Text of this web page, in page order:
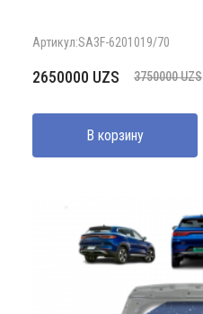
Артикул:SA3F-6201019/70
3750000UZS
Первоначальная
составляла
3750000 UZS.
2650000 UZS
Текущая
2650000 UZS.
В корзину